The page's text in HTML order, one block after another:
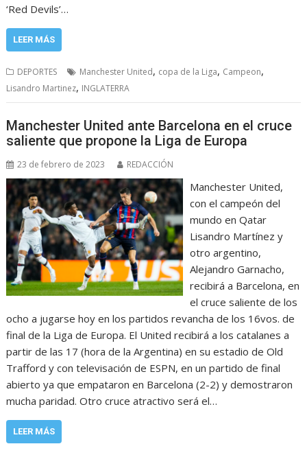
‘Red Devils’…
LEER MÁS
DEPORTES Manchester United, copa de la Liga, Campeon,
Lisandro Martinez, INGLATERRA
Manchester United ante Barcelona en el cruce
saliente que propone la Liga de Europa
23 de febrero de 2023 REDACCIÓN
Manchester United,
con el campeón del
mundo en Qatar
Lisandro Martínez y
otro argentino,
Alejandro Garnacho,
recibirá a Barcelona, en
el cruce saliente de los
ocho a jugarse hoy en los partidos revancha de los 16vos. de
final de la Liga de Europa. El United recibirá a los catalanes a
partir de las 17 (hora de la Argentina) en su estadio de Old
Trafford y con televisación de ESPN, en un partido de final
abierto ya que empataron en Barcelona (2-2) y demostraron
mucha paridad. Otro cruce atractivo será el…
LEER MÁS